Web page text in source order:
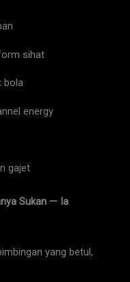
sihat
bola
energy
gajet
Sukan — Ia
yang betul,